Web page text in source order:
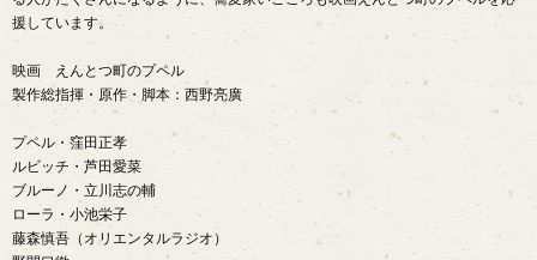
援しています。
映画 えんとつ町のプペル
製作総指揮・原作・脚本：西野亮廣
プペル・窪田正孝
ルビッチ・芦田愛菜
ブルーノ・立川志の輔
ローラ・小池栄子
藤森慎吾（オリエンタルラジオ）